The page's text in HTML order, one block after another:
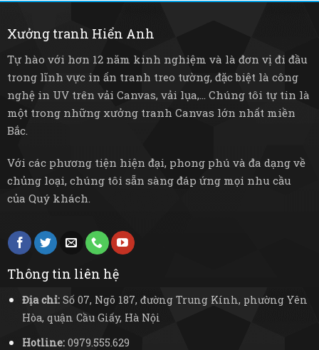
Xưởng tranh Hiển Anh
Tự hào với hơn 12 năm kinh nghiệm và là đơn vị đi đầu
trong lĩnh vực in ấn tranh treo tường, đặc biệt là công
nghệ in UV trên vải Canvas, vải lụa,... Chúng tôi tự tin là
một trong những xưởng tranh Canvas lớn nhất miền
Bắc.
Với các phương tiện hiện đại, phong phú và đa dạng về
chủng loại, chúng tôi sẵn sàng đáp ứng mọi nhu cầu
của Quý khách.
Thông tin liên hệ
Địa chỉ:Số 07, Ngõ 187, đường Trung Kính, phường Yên
Hòa, quận Cầu Giấy, Hà Nội
Hotline:0979.555.629